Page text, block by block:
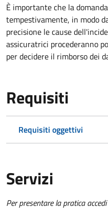
È importante che la
tempestivamente, in modo
precisione le cause
assicuratrici procederanno
per decidere il rimborso dei
Requisiti
Requisiti oggettivi
Servizi
Per presentare la pratica